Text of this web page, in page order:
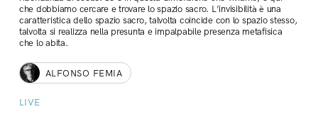
che dobbiamo cercare e trovare lo spazio sacro. L’invisibilità è una
caratteristica dello spazio sacro, talvolta coincide con lo spazio stesso,
talvolta si realizza nella presunta e impalpabile presenza metafisica
che lo abita.
ALFONSO FEMIA
LIVE